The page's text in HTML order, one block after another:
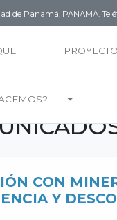
de Panamá. PANAMÁ.
CON
Y